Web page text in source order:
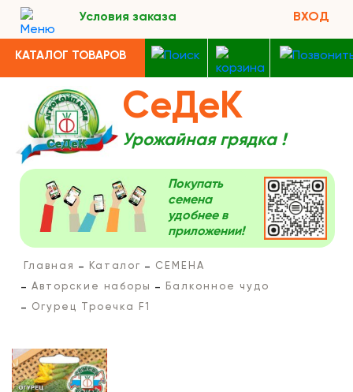
Условия заказа ВХОД
КАТАЛОГ ТОВАРОВ
СеДеК
Урожайная грядка !
Покупать
семена
удобнее в
приложении!
Главная Каталог
СЕМЕНА
Авторские наборы
Балконное чудо
Огурец Троечка F1